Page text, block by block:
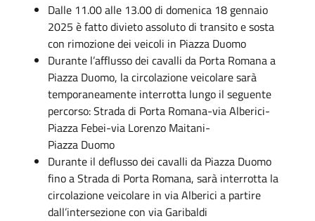
Dalle 11.00 alle 13.00 di domenica 18 gennaio
2025 è fatto divieto assoluto di transito e sosta
con rimozione dei veicoli in Piazza Duomo
Durante l’afflusso dei cavalli da Porta Romana a
Piazza Duomo, la circolazione veicolare sarà
temporaneamente interrotta lungo il seguente
percorso: Strada di Porta Romana-via Alberici-
Piazza Febei-via Lorenzo Maitani-
Piazza Duomo
Durante il deflusso dei cavalli da Piazza Duomo
fino a Strada di Porta Romana, sarà interrotta la
circolazione veicolare in via Alberici a partire
dall’intersezione con via Garibaldi